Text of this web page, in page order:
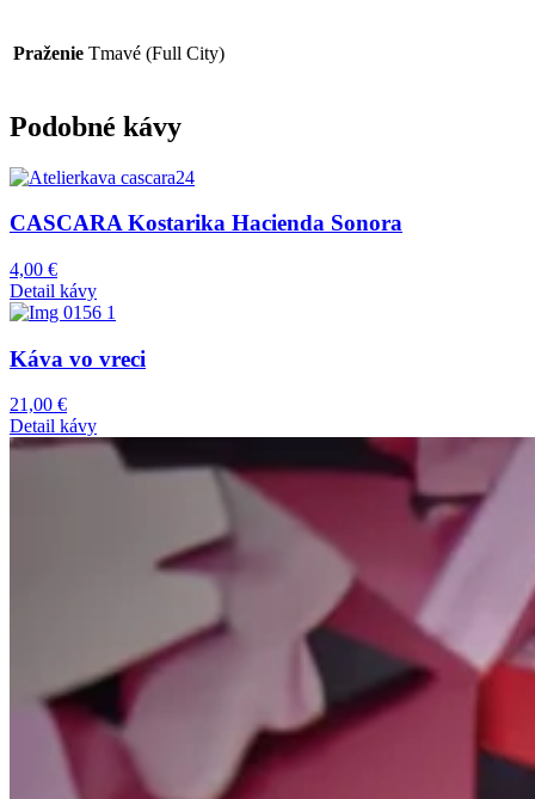
Praženie Tmavé (Full City)
Podobné kávy
CASCARA Kostarika Hacienda Sonora
4,00 €
Detail kávy
Káva vo vreci
21,00 €
Detail kávy